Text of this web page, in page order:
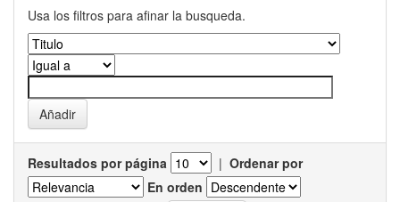
Usa los filtros para afinar la busqueda.
Resultados por página | Ordenar por
En orden